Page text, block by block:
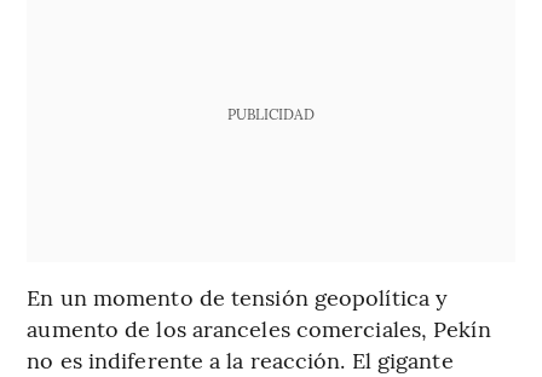
PUBLICIDAD
En un momento de tensión geopolítica y
aumento de los aranceles comerciales, Pekín
no es indiferente a la reacción. El gigante